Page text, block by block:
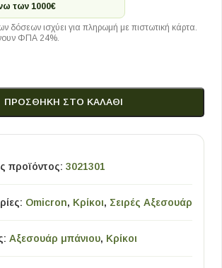
των 1000€
δόσεων ισχύει για πληρωμή με πιστωτική κάρτα.
ΦΠΑ 24%.
ΠΡΟΣΘΉΚΗ ΣΤΟ ΚΑΛΆΘΙ
προϊόντος: 3021301
Omicron, Κρίκοι, Σειρές Αξεσουάρ
Αξεσουάρ μπάνιου, Κρίκοι